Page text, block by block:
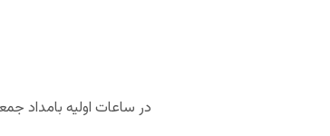
در ساعات اولیه بامداد